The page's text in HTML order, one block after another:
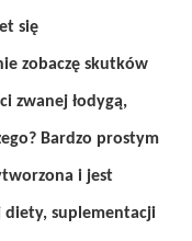
się
zobaczę skutków
zwanej łodygą,
Bardzo prostym
i jest
suplementacji